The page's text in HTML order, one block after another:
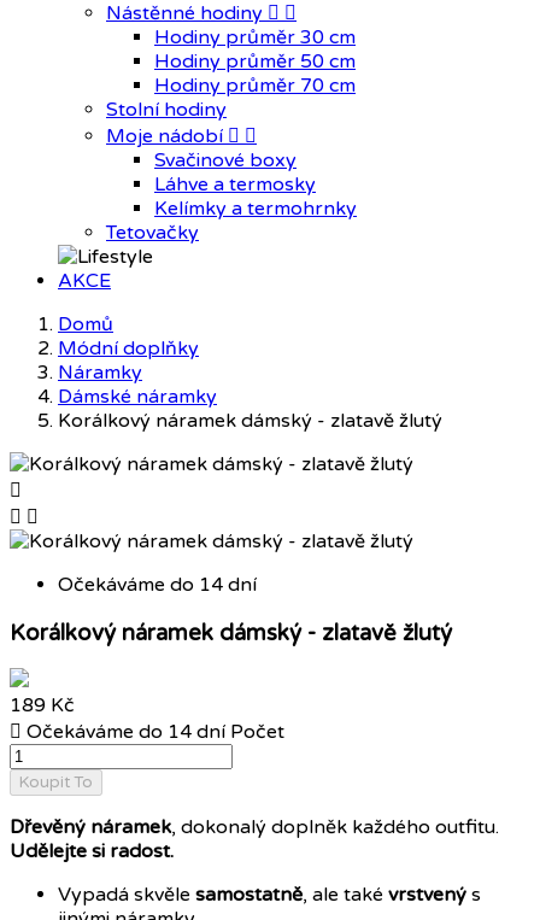
Nástěnné hodiny  
Hodiny průměr 30 cm
Hodiny průměr 50 cm
Hodiny průměr 70 cm
Stolní hodiny
Moje nádobí  
Svačinové boxy
Láhve a termosky
Kelímky a termohrnky
Tetovačky
AKCE
Domů
Módní doplňky
Náramky
Dámské náramky
Korálkový náramek dámský - zlatavě žlutý

 
Očekáváme do 14 dní
Korálkový náramek dámský - zlatavě žlutý
189 Kč
 Očekáváme do 14 dní Počet
Koupit To
Dřevěný náramek, dokonalý doplněk každého outfitu.
Udělejte si radost.
Vypadá skvěle samostatně, ale také vrstvený s